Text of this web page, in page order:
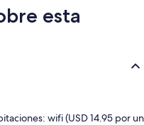
esta
wifi (USD 14.95 por un